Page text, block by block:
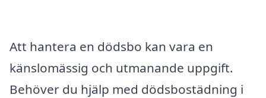
Att hantera en dödsbo kan vara en
känslomässig och utmanande uppgift.
Behöver du hjälp med dödsbostädning i